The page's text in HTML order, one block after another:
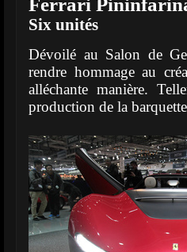
Ferrari
Six unités
Dévoilé au Salon de
rendre hommage au
alléchante manière.
production de la